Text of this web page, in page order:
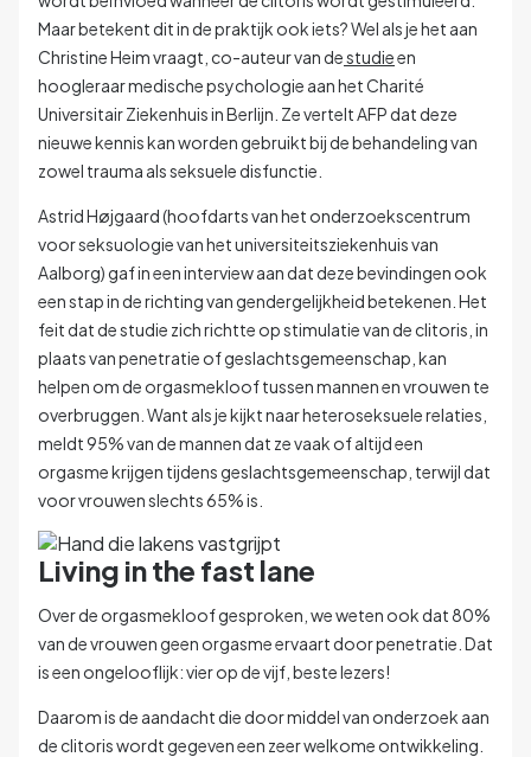
Maar betekent dit in de praktijk ook iets?Wel als je het aan
Christine Heim vraagt, co-auteur van destudieen
hoogleraar medische psychologie aan het Charité
Universitair Ziekenhuis in Berlijn. Ze vertelt AFP dat deze
nieuwe kennis kan worden gebruikt bij de behandeling van
zowel trauma als seksuele disfunctie.
Astrid Højgaard (hoofdarts van het onderzoekscentrum
voor seksuologie van het universiteitsziekenhuis van
Aalborg) gaf in een interview aan dat deze bevindingen ook
een stap in de richting van gendergelijkheid betekenen. Het
feit dat de studie zich richtte op stimulatie van de clitoris, in
plaats van penetratie of geslachtsgemeenschap, kan
helpen om de orgasmekloof tussen mannen en vrouwen te
overbruggen. Want als je kijkt naar heteroseksuele relaties,
meldt 95% van de mannen dat ze vaak of altijd een
orgasme krijgen tijdens geslachtsgemeenschap, terwijl dat
voor vrouwen slechts 65% is.
Living in the fast lane
Over de orgasmekloof gesproken, we weten ook dat 80%
van de vrouwen geen orgasme ervaart door penetratie. Dat
is een ongelooflijk: vier op de vijf, beste lezers!
Daarom is de aandacht die door middel van onderzoek aan
de clitoris wordt gegeven een zeer welkome ontwikkeling.